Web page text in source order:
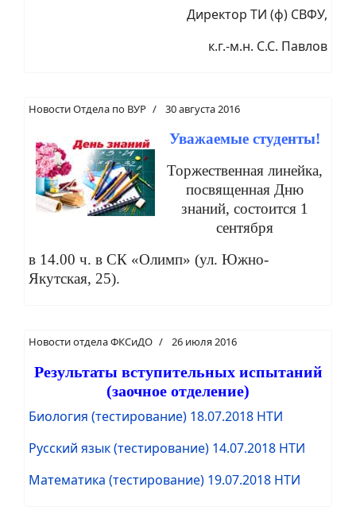
Директор ТИ (ф) СВФУ,
к.г.-м.н. С.С. Павлов
Новости Отдела по ВУР 30 августа 2016
Уважаемые студенты!
Торжественная линейка,
посвященная Дню
знаний, состоится 1
сентября
в 14.00 ч. в СК «Олимп» (ул. Южно-
Якутская, 25).
Новости отдела ФКСиДО 26 июля 2016
Результаты вступительных испытаний
(заочное отделение)
Биология (тестирование) 18.07.2018 НТИ
Русский язык (тестирование) 14.07.2018 НТИ
Математика (тестирование) 19.07.2018 НТИ